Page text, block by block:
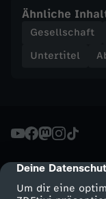
cmp-dialog-
Deine
Um dir eine
i
d
h
i
Ähnliche
Gesellschaft
Untertitel